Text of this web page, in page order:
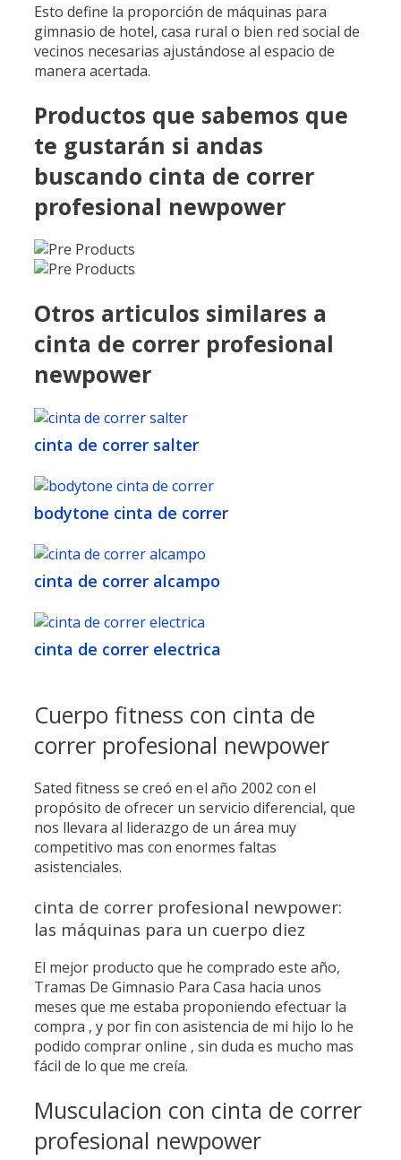
Esto define la proporción de máquinas para
gimnasio de hotel, casa rural o bien red social de
vecinos necesarias ajustándose al espacio de
manera acertada.
Productos que sabemos que
te gustarán si andas
buscando cinta de correr
profesional newpower
Otros articulos similares a
cinta de correr profesional
newpower
cinta de correr salter
bodytone cinta de correr
cinta de correr alcampo
cinta de correr electrica
Cuerpo fitness con cinta de
correr profesional newpower
Sated fitness se creó en el año 2002 con el
propósito de ofrecer un servicio diferencial, que
nos llevara al liderazgo de un área muy
competitivo mas con enormes faltas
asistenciales.
cinta de correr profesional newpower:
las máquinas para un cuerpo diez
El mejor producto que he comprado este año,
Tramas De Gimnasio Para Casa hacia unos
meses que me estaba proponiendo efectuar la
compra , y por fin con asistencia de mi hijo lo he
podido comprar online , sin duda es mucho mas
fácil de lo que me creía.
Musculacion con cinta de correr
profesional newpower